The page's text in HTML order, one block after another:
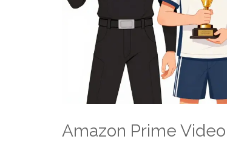
Amazon Prime